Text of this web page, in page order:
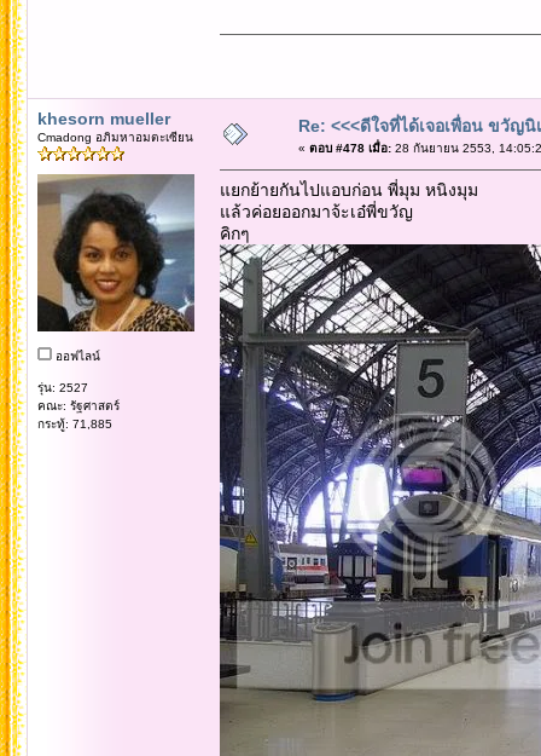
khesorn mueller
Cmadong อภิมหาอมตะเซียน
ออฟไลน์
รุ่น: 2527
คณะ: รัฐศาสตร์
กระทู้: 71,885
Re: <<<ดีใจที่ได้เจอเพื่อน ขวัญนิ
« ตอบ #478 เมื่อ:28 กันยายน 2553,
แยกย้ายกันไปแอบก่อน พี่มุม หนิงมุม
แล้วค่อยออกมาจ้ะเอ๋พี่ขวัญ
คิกๆ